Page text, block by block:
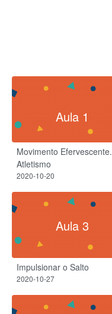
Aula 1
Movimento Efervescente.
Atletismo
2020-10-20
Aula 3
Impulsionar o Salto
2020-10-27